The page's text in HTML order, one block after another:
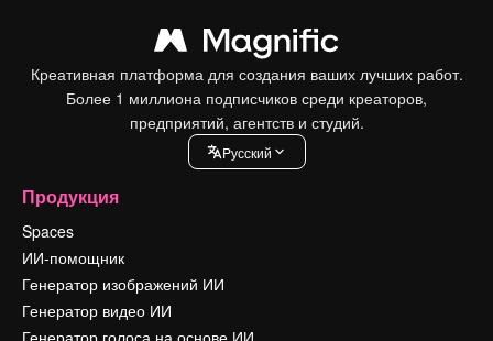
Креативная платформа для создания ваших лучших работ.
Более 1 миллиона подписчиков среди креаторов,
предприятий, агентств и студий.
Pусский
Продукция
Spaces
ИИ-помощник
Генератор изображений ИИ
Генератор видео ИИ